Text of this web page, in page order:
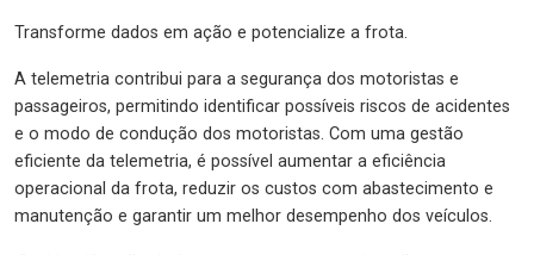
Transforme dados em ação e potencialize a frota.
A telemetria contribui para a segurança dos motoristas e
passageiros, permitindo identificar possíveis riscos de acidentes
e o modo de condução dos motoristas. Com uma gestão
eficiente da telemetria, é possível aumentar a eficiência
operacional da frota, reduzir os custos com abastecimento e
manutenção e garantir um melhor desempenho dos veículos.